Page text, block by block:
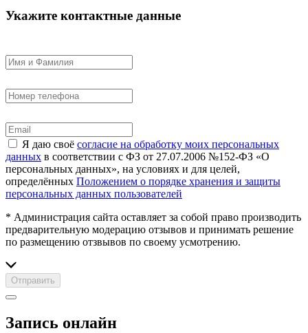
Укажите контактные данные
Я даю своё согласие на обработку моих персональных
данных в соответствии с ФЗ от 27.07.2006 №152-ФЗ «О
персональных данных», на условиях и для целей,
определённых Положением о порядке хранения и защиты
персональных данных пользователей
* Администрация сайта оставляет за собой право производить
предварительную модерацию отзывов и принимать решение
по размещению отзвывов по своему усмотрению.
Отправить
Запись онлайн